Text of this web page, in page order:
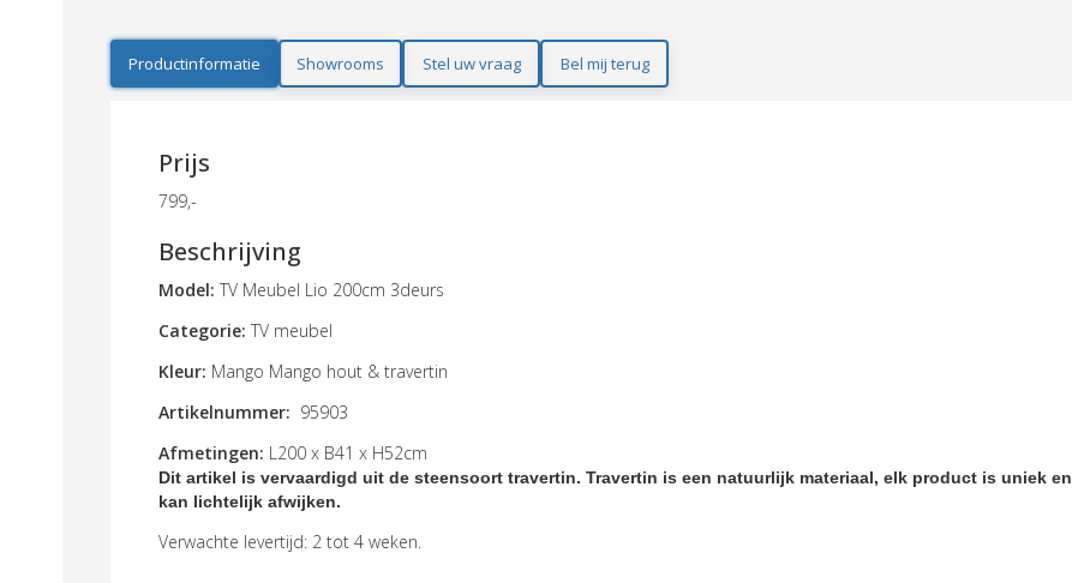
Productinformatie Showrooms Stel uw vraag Bel mij terug
Prijs
799,-
Beschrijving
Model: TV Meubel Lio 200cm 3deurs
Categorie: TV meubel
Kleur: Mango Mango hout & travertin
Artikelnummer: 95903
Afmetingen: L200 x B41 x H52cm
Dit artikel is vervaardigd uit de steensoort travertin. Travertin is een natuurlijk materiaal, elk product is uniek en
kan lichtelijk afwijken.
Verwachte levertijd: 2 tot 4 weken.